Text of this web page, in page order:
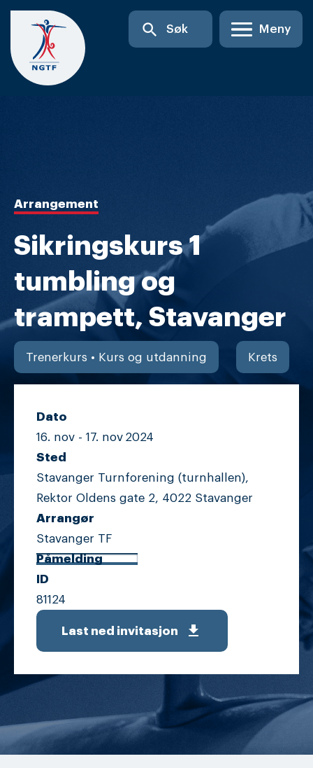
Skip
content
search Søk Meny
Arrangement
Sikringskurs 1
tumbling og
trampett, Stavanger
Trenerkurs • Kurs og utdanning Krets
Dato
16. nov - 17. nov 2024
Sted
Stavanger Turnforening (turnhallen),
Rektor Oldens gate 2, 4022 Stavanger
Arrangør
Stavanger TF
Påmelding
ID
81124
Last ned invitasjon get_app